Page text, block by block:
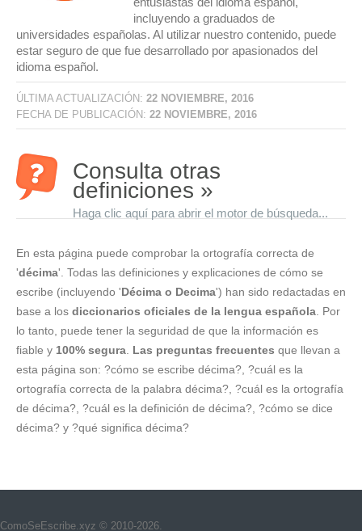
incluyendo a graduados de
universidades españolas. Al utilizar nuestro contenido, puede
estar seguro de que fue desarrollado por apasionados del
idioma español.
ÚLTIMA ACTUALIZACIÓN: 22 NOVIEMBRE, 2016
FECHA DE PUBLICACIÓN: 22 NOVIEMBRE, 2016
Consulta otras
definiciones »
Haga clic aquí para abrir el motor de búsqueda...
En esta página puede comprobar la ortografía correcta de
'décima'. Todas las definiciones y explicaciones de cómo se
escribe (incluyendo 'Décima o Decima') han sido redactadas en
base a los diccionarios oficiales de la lengua española . Por
lo tanto, puede tener la seguridad de que la información es
fiable y 100% segura Las preguntas frecuentes que llevan a
esta página son: ?cómo se escribe décima?, ?cuál es la
ortografía correcta de la palabra décima?, ?cuál es la ortografía
de décima?, ?cuál es la definición de décima?, ?cómo se dice
décima? y ?qué significa décima?
ComoSeEscribe.xyz © 2010-2026.